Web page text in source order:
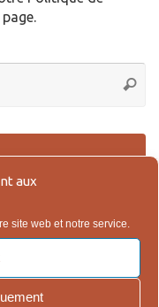
aux
site web et notre service.
Reconnaissance,
de 9h00 à 12h00 et de